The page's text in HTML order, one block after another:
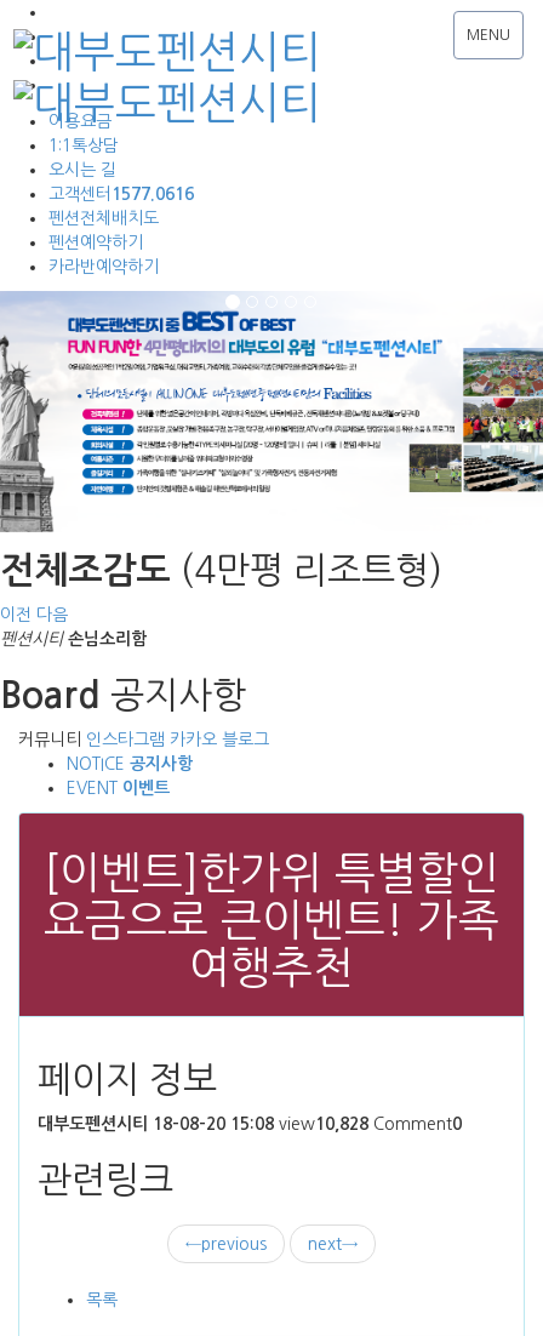
이용요금
1:1톡상담
오시는 길
고객센터 1577.0616
펜션전체배치도
펜션예약하기
카라반예약하기
MENU
전체조감도 (4만평 리조트형)
이전 다음
펜션시티 손님소리함
Board 공지사항
커뮤니티 인스타그램 카카오 블로그
NOTICE 공지사항
EVENT
이벤트
[이벤트]한가위 특별할인
요금으로 큰이벤트! 가족
여행추천
페이지 정보
대부도펜션시티 18-08-20 15:08 view10,828 Comment0
관련링크
←previous next→
목록